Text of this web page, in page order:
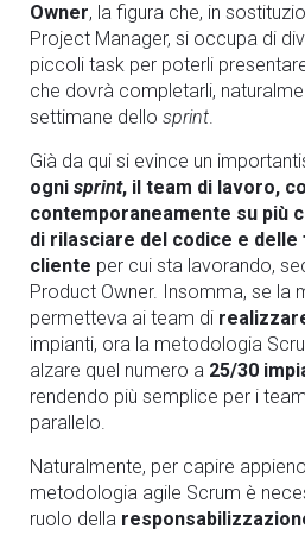
Owner, la figura che, in
Project Manager, si occupa di
piccoli task per poterli
che dovrà completarli,
settimane dello sprint.
Già da qui si evince un
ogni sprint, il team di lavoro,
contemporaneamente su più
di rilasciare del codice e delle
cliente per cui sta lavorando,
Product Owner. Insomma, se la
permetteva ai team di
impianti, ora la metodologia
alzare quel numero a 25/30
rendendo più semplice per i
parallelo.
Naturalmente, per capire
metodologia agile Scrum è
ruolo della